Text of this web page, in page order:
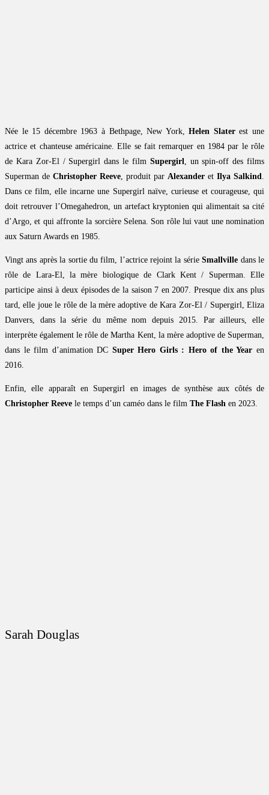
Née le 15 décembre 1963 à Bethpage, New York,Helen Slaterest une
actrice et chanteuse américaine. Elle se fait remarquer en 1984 par le rôle
de Kara Zor-El / Supergirl dans le film Supergirl , un spin-off des films
Superman de Christopher Reeve , produit par Alexander et Ilya Salkind
Dans ce film, elle incarne une Supergirl naïve, curieuse et courageuse, qui
doit retrouver l’Omegahedron, un artefact kryptonien qui alimentait sa cité
d’Argo, et qui affronte la sorcière Selena. Son rôle lui vaut une nomination
aux Saturn Awards en 1985.
Vingt ans après la sortie du film, l’actrice rejoint la sérieSmallville dans le
rôle de Lara-El, la mère biologique de Clark Kent / Superman. Elle
participe ainsi à deux épisodes de la saison 7 en 2007. Presque dix ans plus
tard, elle joue le rôle de la mère adoptive de Kara Zor-El / Supergirl, Eliza
Danvers, dans la série du même nom depuis 2015. Par ailleurs, elle
interprète également le rôle de Martha Kent, la mère adoptive de Superman,
dans le film d’animation DC Super Hero Girls : Hero of the Year en
2016.
Enfin, elle apparaît en Supergirl en images de synthèse aux côtés de
Christopher Reeve le temps d’un caméo dans le film The Flash en 2023.
Sarah Douglas